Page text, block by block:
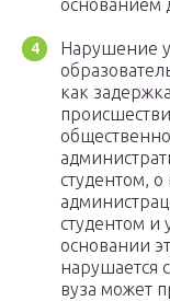
основанием
Нарушение
как
студентом, о
студентом и
основании
нарушается
вуза может